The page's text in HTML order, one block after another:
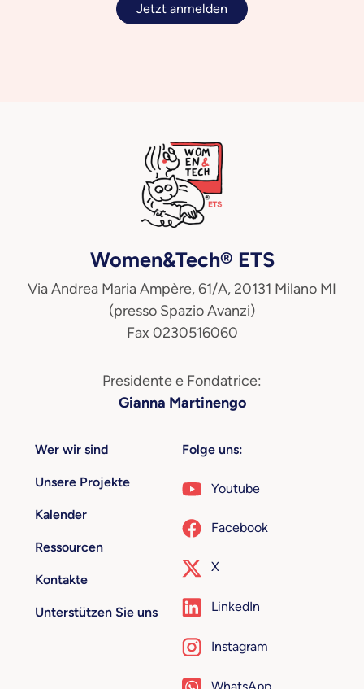
Jetzt anmelden
Women&Tech® ETS
Via Andrea Maria Ampère, 61/A, 20131 Milano MI
(presso Spazio Avanzi)
Fax 0230516060
Presidente e Fondatrice:
Gianna Martinengo
Wer wir sind
Unsere Projekte
Kalender
Ressourcen
Kontakte
Unterstützen Sie uns
Folge uns:
Youtube
Facebook
X
LinkedIn
Instagram